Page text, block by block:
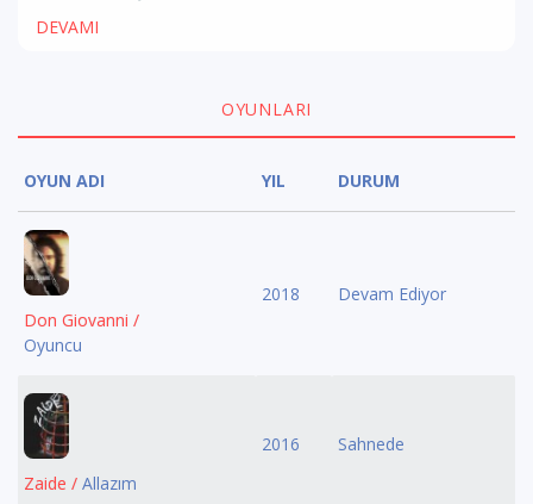
DEVAMI
OYUNLARI
OYUN ADI YIL DURUM
Don Giovanni /
Oyuncu
2018 Devam Ediyor
Zaide / Allazım
2016 Sahnede